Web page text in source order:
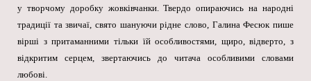
у творчому доробку жовківчанки. Твердо опираючись на народні
традиції та звичаї, свято шануючи рідне слово, Галина Фесюк пише
вірші з притаманними тільки їй особливостями, щиро, відверто, з
відкритим серцем, звертаючись до читача особливими словами
любові.